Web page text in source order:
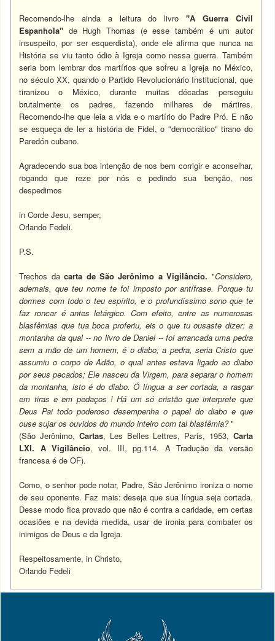
Recomendo-lhe ainda a leitura do livro"A Guerra Civil
Espanhola" de Hugh Thomas (e esse também é um autor
insuspeito, por ser esquerdista), onde ele afirma que nunca na
História se viu tanto ódio à Igreja como nessa guerra. Também
seria bom lembrar dos martírios que sofreu a Igreja no México,
no século XX, quando o Partido Revolucionário Institucional, que
tiranizou o México, durante muitas décadas perseguiu
brutalmente os padres, fazendo milhares de mártires.
Recomendo-lhe que leia a vida e o martírio do Padre Pró. E não
se esqueça de ler a história de Fidel, o "democrático" tirano do
Paredón cubano.
Agradecendo sua boa intenção de nos bem corrigir e aconselhar,
rogando que reze por nós e pedindo sua benção, nos
despedimos
in Corde Jesu, semper,
Orlando Fedeli.
P.S.
Trechos dacarta de São Jerônimo a Vigilâncio. "Considero,
ademais, que teu nome te foi imposto por antífrase. Porque tu
dormes com todo o teu espírito, e o profundíssimo sono que te
faz roncar é antes letárgico. Com efeito, entre as numerosas
blasfêmias que tua boca proferiu, eis o que tu ousaste dizer: a
montanha da qual -- no livro de Daniel -- foi arrancada uma pedra
sem a mão de um homem, é o diabo; a pedra, seria Cristo que
assumiu o corpo de Adão, o qual antes estava ligado ao diabo
por seus pecados; Ele nasceu da Virgem, para separar o homem
da montanha, isto é do diabo. Ó língua a ser cortada, a rasgar
em tiras e em pedaços ! Há um só cristão que interprete que
Deus Pai todo poderoso desempenha o papel do diabo e que
ouse sujar os ouvidos do mundo inteiro com tal blasfêmia?"
(São Jerônimo, Cartas, Les Belles Lettres, Paris, 1953, Carta
LXI. A Vigilâncio, vol. III, pg.114. A Tradução da versão
francesa é de OF).
Como, o senhor pode notar, Padre, São Jerônimo ironiza o nome
de seu oponente. Faz mais: deseja que sua língua seja cortada.
Desse modo fica provado que não é contra a caridade, em certas
ocasiões e na devida medida, usar de ironia para combater os
inimigos de Deus e da Igreja.
Respeitosamente, in Christo,
Orlando Fedeli